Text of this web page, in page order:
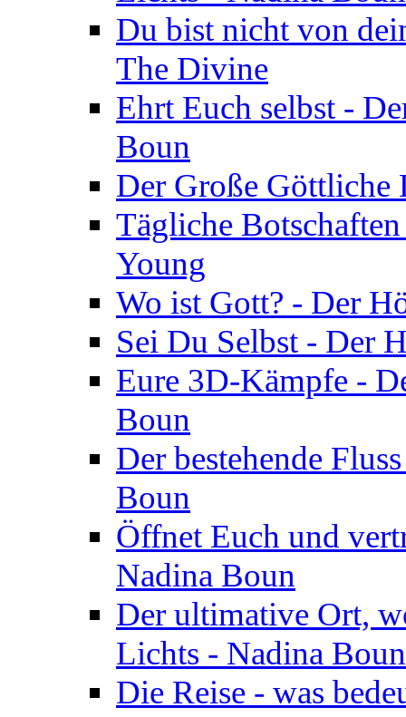
Du bist nicht von
The Divine
Ehrt Euch selbst -
Boun
Der Große
Tägliche
Young
Wo ist Gott? - Der
Sei Du Selbst - Der
Eure 3D-Kämpfe -
Boun
Der bestehende
Boun
Öffnet Euch und
Nadina Boun
Der ultimative Ort,
Lichts - Nadina Boun
Die Reise - was